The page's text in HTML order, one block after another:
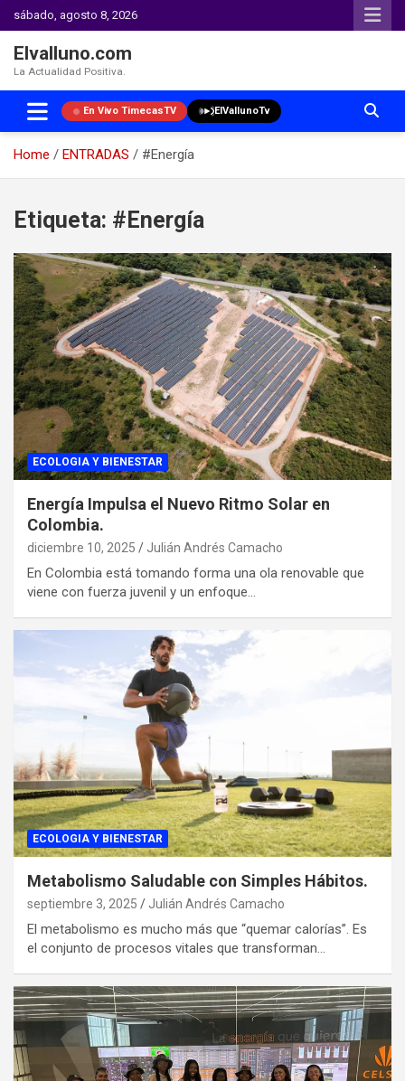
sábado, agosto 8, 2026
Elvalluno.com
La Actualidad Positiva.
En Vivo TimecasTV ElVallunoTv
Home ENTRADAS
#Energía
content
Etiqueta: #Energía
ECOLOGIA Y BIENESTAR
Energía Impulsa el Nuevo Ritmo Solar en
Colombia.
diciembre 10, 2025 Julián Andrés Camacho
En Colombia está tomando forma una ola renovable que
viene con fuerza juvenil y un enfoque…
ECOLOGIA Y BIENESTAR
Metabolismo Saludable con Simples Hábitos.
septiembre 3, 2025 Julián Andrés Camacho
El metabolismo es mucho más que “quemar calorías”. Es
el conjunto de procesos vitales que transforman…